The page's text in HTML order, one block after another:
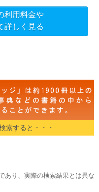
利用料金や
詳しく見る
索すると・・・
あり、実際の検索結果とは異な